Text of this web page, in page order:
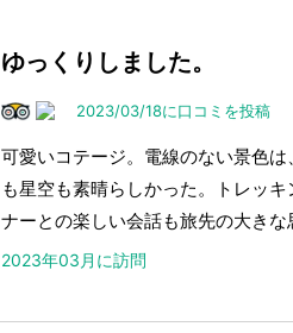
ゆっくりしました。
2023/03/18に口コミを投稿
可愛いコテージ。電線のない景色
も星空も素晴らしかった。トレッ
ナーとの楽しい会話も旅先の大きな
2023年03月に訪問